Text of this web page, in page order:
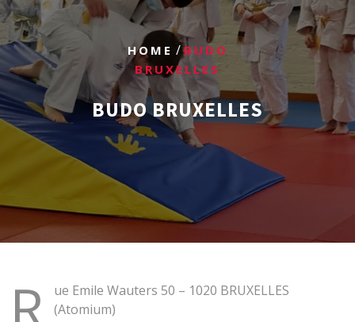
HOME /BUDO
BRUXELLES
BUDO BRUXELLES
ue Emile Wauters 50 – 1020 BRUXELLES
(Atomium)